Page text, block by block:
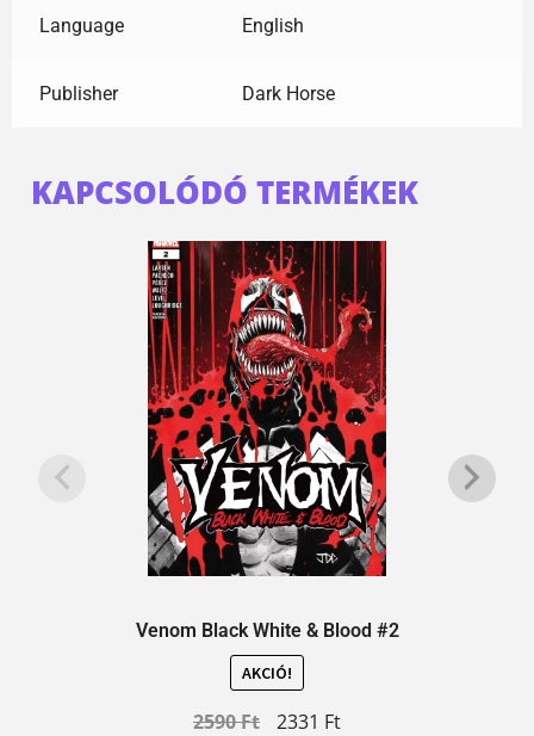
Language English
Publisher Dark Horse
KAPCSOLÓDÓ TERMÉKEK
Venom Black White & Blood #2
AKCIÓ!
2590Ft 2331 Ft